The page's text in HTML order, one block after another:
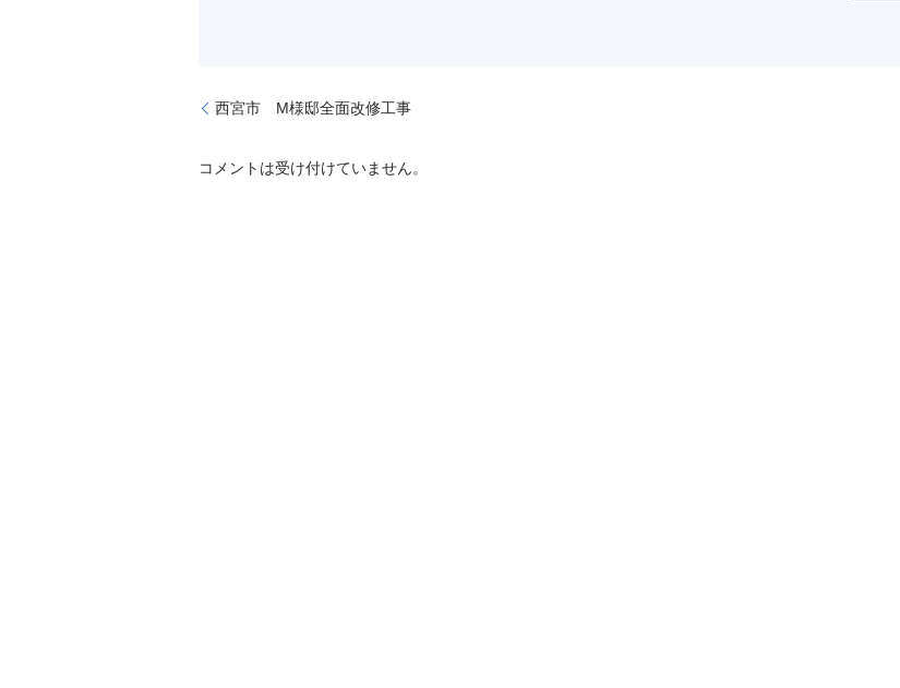
西宮市 M様邸全面改修工事
コメントは受け付けていません。